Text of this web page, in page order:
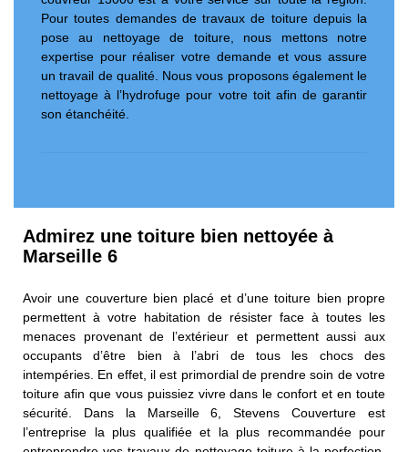
Pour toutes demandes de travaux de toiture depuis la
pose au nettoyage de toiture, nous mettons notre
expertise pour réaliser votre demande et vous assure
un travail de qualité. Nous vous proposons également le
nettoyage à l’hydrofuge pour votre toit afin de garantir
son étanchéité.
Admirez une toiture bien nettoyée à
Marseille 6
Avoir une couverture bien placé et d’une toiture bien propre
permettent à votre habitation de résister face à toutes les
menaces provenant de l’extérieur et permettent aussi aux
occupants d’être bien à l’abri de tous les chocs des
intempéries. En effet, il est primordial de prendre soin de votre
toiture afin que vous puissiez vivre dans le confort et en toute
sécurité. Dans la Marseille 6, Stevens Couverture est
l’entreprise la plus qualifiée et la plus recommandée pour